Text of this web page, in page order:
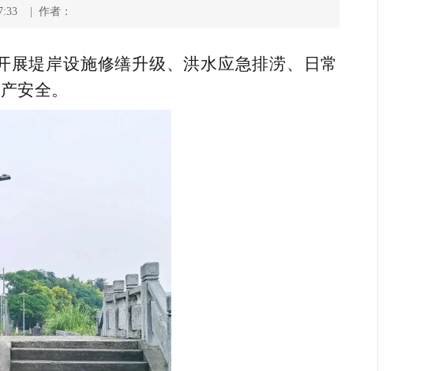
| 作者：
堤岸设施修缮升级、洪水应急排涝、日常
安全。